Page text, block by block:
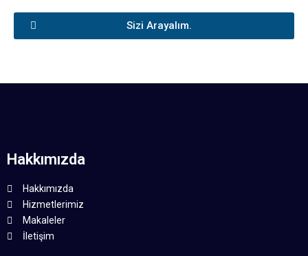
Sizi Arayalım.
Hakkımızda
Hakkımızda
Hizmetlerimiz
Makaleler
İletişim